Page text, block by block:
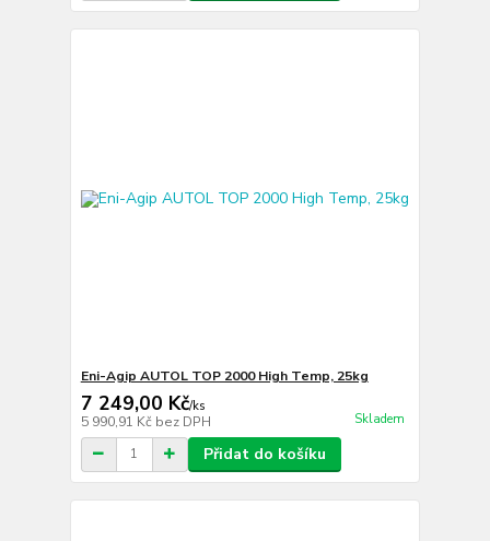
Eni-Agip AUTOL TOP 2000 High Temp, 25kg
7 249,00 Kč/ks
5 990,91 Kč bez DPH Skladem
Přidat do košíku